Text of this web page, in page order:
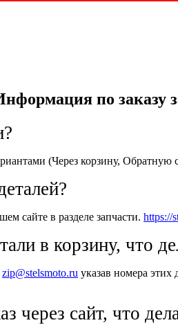
по заказу
(Через корзину,
сайте в разделе запчасти. https://
в корзину, что
zip@stelsmoto.ru указав номера этих
через сайт, что